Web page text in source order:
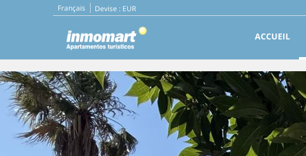
Français Devise : EUR
ACCUEIL